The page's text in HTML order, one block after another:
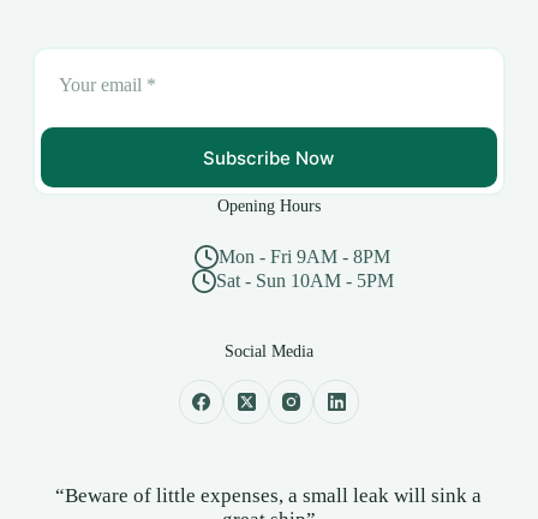
Subscribe Now
Opening Hours
Mon - Fri 9AM - 8PM
Sat - Sun 10AM - 5PM
Social Media
“Beware of little expenses, a small leak will sink a